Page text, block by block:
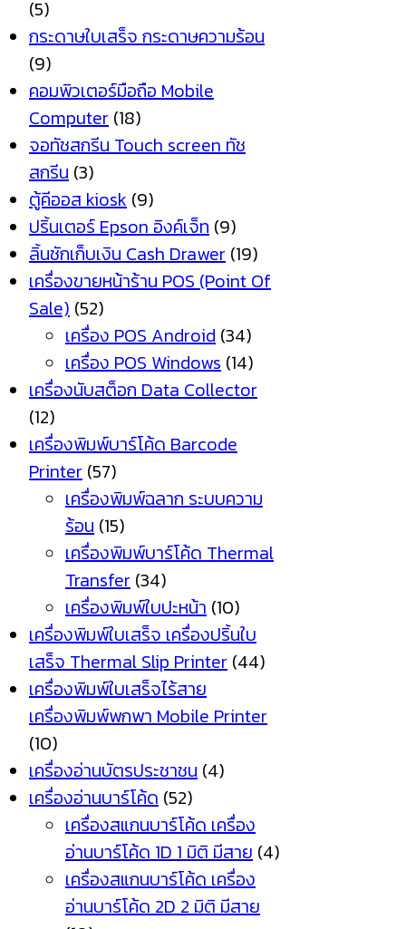
(5)
กระดาษใบเสร็จ กระดาษความร้อน
(9)
คอมพิวเตอร์มือถือ Mobile
Computer (18)
จอทัชสกรีน Touch screen ทัช
สกรีน (3)
ตู้คีออส kiosk (9)
ปริ้นเตอร์ Epson อิงค์เจ็ท (9)
ลิ้นชักเก็บเงิน Cash Drawer (19)
เครื่องขายหน้าร้าน POS (Point Of
Sale) (52)
เครื่อง POS Android (34)
เครื่อง POS Windows (14)
เครื่องนับสต็อก Data Collector
(12)
เครื่องพิมพ์บาร์โค้ด Barcode
Printer (57)
เครื่องพิมพ์ฉลาก ระบบความ
ร้อน (15)
เครื่องพิมพ์บาร์โค้ด Thermal
Transfer (34)
เครื่องพิมพ์ใบปะหน้า (10)
เครื่องพิมพ์ใบเสร็จ เครื่องปริ้นใบ
เสร็จ Thermal Slip Printer (44)
เครื่องพิมพ์ใบเสร็จไร้สาย
เครื่องพิมพ์พกพา Mobile Printer
(10)
เครื่องอ่านบัตรประชาชน (4)
เครื่องอ่านบาร์โค้ด (52)
เครื่องสแกนบาร์โค้ด เครื่อง
อ่านบาร์โค้ด 1D 1 มิติ มีสาย (4)
เครื่องสแกนบาร์โค้ด เครื่อง
อ่านบาร์โค้ด 2D 2 มิติ มีสาย